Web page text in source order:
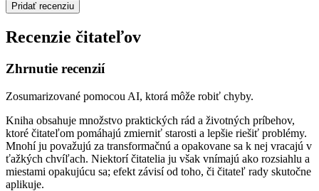
Pridať recenziu
Recenzie čitateľov
Zhrnutie recenzií
Zosumarizované pomocou AI, ktorá môže robiť chyby.
Kniha obsahuje množstvo praktických rád a životných príbehov,
ktoré čitateľom pomáhajú zmierniť starosti a lepšie riešiť problémy.
Mnohí ju považujú za transformačnú a opakovane sa k nej vracajú v
ťažkých chvíľach. Niektorí čitatelia ju však vnímajú ako rozsiahlu a
miestami opakujúcu sa; efekt závisí od toho, či čitateľ rady skutočne
aplikuje.